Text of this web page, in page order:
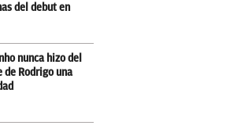
del debut en
nunca hizo del
de Rodrigo una